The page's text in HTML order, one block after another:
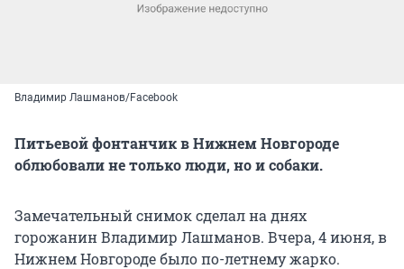
Владимир Лашманов/Facebook
Питьевой фонтанчик в Нижнем Новгороде
облюбовали не только люди, но и собаки.
Замечательный снимок сделал на днях
горожанин Владимир Лашманов. Вчера, 4 июня, в
Нижнем Новгороде было по-летнему жарко.